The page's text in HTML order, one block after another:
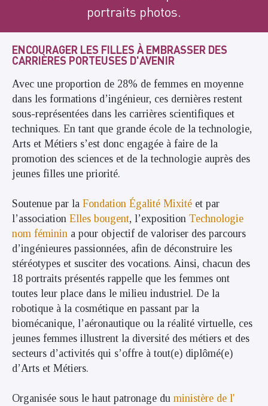
portraits photos.
ENCOURAGER LES FILLES À EMBRASSER DES
CARRIÈRES PORTEUSES D'AVENIR
Avec une proportion de 28% de femmes en moyenne
dans les formations d’ingénieur, ces dernières restent
sous-représentées dans les carrières scientifiques et
techniques. En tant que grande école de la technologie,
Arts et Métiers s’est donc engagée à faire de la
promotion des sciences et de la technologie auprès des
jeunes filles une priorité.
Soutenue par la Fondation Égalité Mixité et par
l’association Elles bougent, l’exposition Technologie
nom féminin a pour objectif de valoriser des parcours
d’ingénieures passionnées, afin de déconstruire les
stéréotypes et susciter des vocations. Ainsi, chacun des
18 portraits présentés rappelle que les femmes ont
toutes leur place dans le milieu industriel. De la
robotique à la cosmétique en passant par la
biomécanique, l’aéronautique ou la réalité virtuelle, ces
jeunes femmes illustrent la diversité des métiers et des
secteurs d’activités qui s’offre à tout(e) diplômé(e)
d’Arts et Métiers.
Organisée sous le haut patronage du ministère de l'